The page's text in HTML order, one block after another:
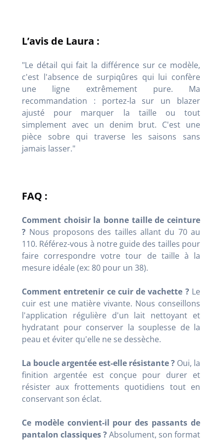
L’avis de Laura :
"Le détail qui fait la différence sur ce modèle,
c'est l'absence de surpiqûres qui lui confère
une ligne extrêmement pure. Ma
recommandation : portez-la sur un blazer
ajusté pour marquer la taille ou tout
simplement avec un denim brut. C'est une
pièce sobre qui traverse les saisons sans
jamais lasser."
FAQ :
Comment choisir la bonne taille de ceinture
? Nous proposons des tailles allant du 70 au
110. Référez-vous à notre guide des tailles pour
faire correspondre votre tour de taille à la
mesure idéale (ex: 80 pour un 38).
Comment entretenir ce cuir de vachette ?Le
cuir est une matière vivante. Nous conseillons
l'application régulière d'un lait nettoyant et
hydratant pour conserver la souplesse de la
peau et éviter qu'elle ne se dessèche.
La boucle argentée est-elle résistante ? Oui, la
finition argentée est conçue pour durer et
résister aux frottements quotidiens tout en
conservant son éclat.
Ce modèle convient-il pour des passants de
pantalon classiques ?Absolument, son format